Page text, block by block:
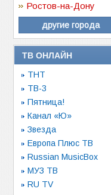
Ростов-на-Дону
другие города
ТВ ОНЛАЙН
ТНТ
ТВ-3
Пятница!
Канал «Ю»
Звезда
Европа Плюс ТВ
Russian MusicBox
МУЗ ТВ
RU TV